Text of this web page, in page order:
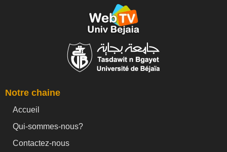
Notre chaine
Accueil
Qui-sommes-nous?
Contactez-nous